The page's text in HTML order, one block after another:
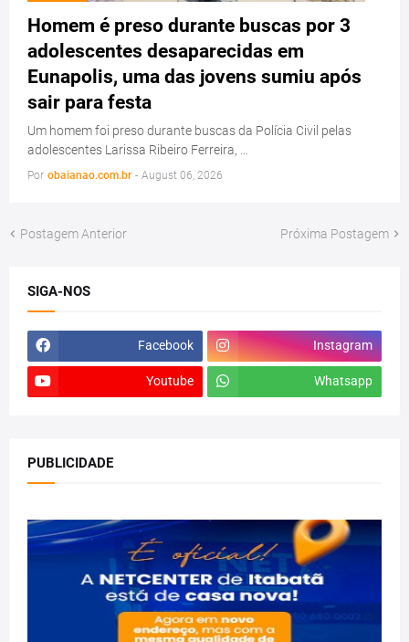
Homem é preso durante buscas por 3
adolescentes desaparecidas em
Eunapolis, uma das jovens sumiu após
sair para festa
Um homem foi preso durante buscas da Polícia Civil pelas
adolescentes Larissa Ribeiro Ferreira, …
Por obaianao.com.br - August 06, 2026
Postagem Anterior Próxima Postagem
SIGA-NOS
Facebook Instagram
Youtube Whatsapp
PUBLICIDADE